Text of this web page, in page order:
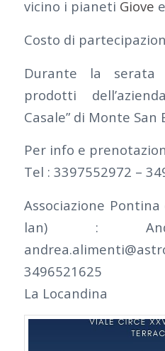
vicino i pianeti Giove
Costo di
Durante la serata
prodotti
Casale” di Monte San
Per info e
Tel : 3397552972 –
Associazione
lan) :
3496521625
La Locandina